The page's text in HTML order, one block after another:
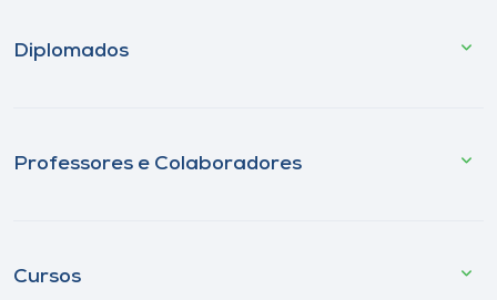
Diplomados
Professores e Colaboradores
Cursos